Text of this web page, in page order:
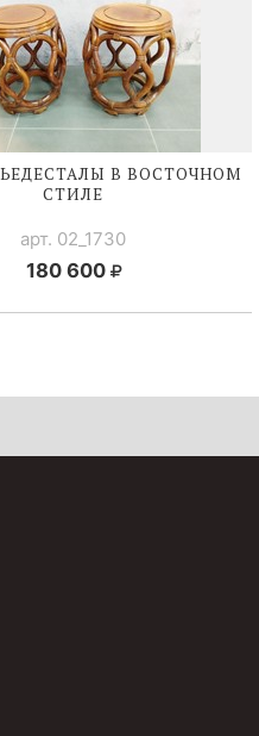
В ВОСТОЧНОМ
СТИЛЕ
арт. 02_1730
180 600